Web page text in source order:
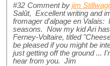
#32 Comment by jim
Salût, Excellent writing and
fromager d'alpage en Valais:
seasons. Now my kid Ari
Ferney-Voltaire, titled
be pleased if you might be
just getting off the ground ...
hear from you. Jim